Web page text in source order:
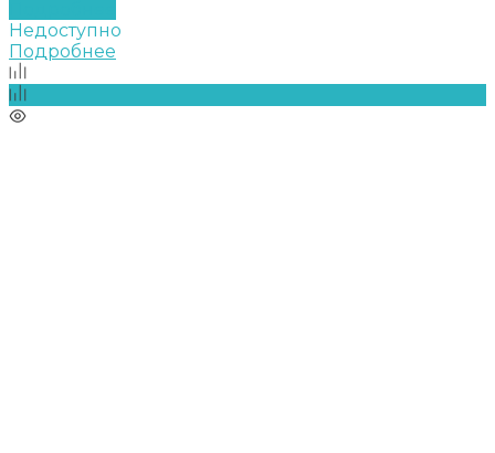
Недоступно
Подробнее